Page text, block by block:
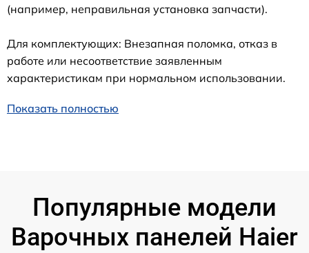
(например, неправильная установка запчасти).
Для комплектующих: Внезапная поломка, отказ в
работе или несоответствие заявленным
характеристикам при нормальном использовании.
Показать полностью
Популярные модели
Варочных панелей Haier